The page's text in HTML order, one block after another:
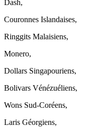
Dash,
Couronnes Islandaises,
Ringgits Malaisiens,
Monero,
Dollars Singapouriens,
Bolivars Vénézuéliens,
Wons Sud-Coréens,
Laris Géorgiens,